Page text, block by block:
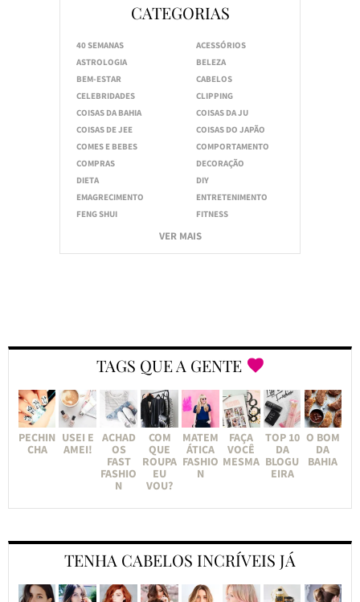
CATEGORIAS
40 SEMANAS
ACESSÓRIOS
ASTROLOGIA
BELEZA
BEM-ESTAR
CABELOS
CELEBRIDADES
CLIPPING
COISAS DA BAHIA
COISAS DA JU
COISAS DE JEE
COISAS DO JAPÃO
COMES E BEBES
COMPORTAMENTO
COMPRAS
DECORAÇÃO
DIETA
DIY
EMAGRECIMENTO
ENTRETENIMENTO
FENG SHUI
FITNESS
VER MAIS
TAGS QUE A GENTE
PECHIN
CHA
USEI E
AMEI!
ACHAD
OS
FAST
FASHIO
N
COM
QUE
ROUPA
EU
VOU?
MATEM
ÁTICA
FASHIO
N
FAÇA
VOCÊ
MESMA
TOP 10
DA
BLOGU
EIRA
O BOM
DA
BAHIA
TENHA CABELOS INCRÍVEIS JÁ